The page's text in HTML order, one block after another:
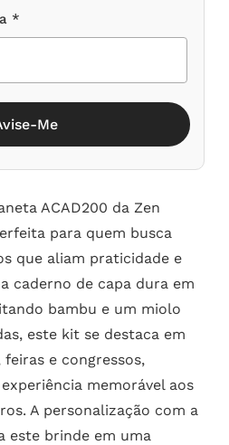
*
Me
ACAD200 da Zen
para quem busca
que aliam praticidade e
caderno de capa dura em
bambu e um miolo
este kit se destaca em
e congressos,
memorável aos
A personalização com a
este brinde em uma